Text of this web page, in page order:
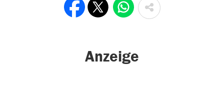
Anzeige